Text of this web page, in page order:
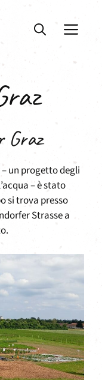
Graz
un progetto degli
– è stato
si trova presso
Strasse a